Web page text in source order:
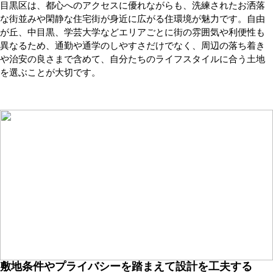
目黒区は、都心へのアクセスに優れながらも、洗練されたお洒落
な街並みや閑静な住宅街が身近に広がる住環境が魅力です。自由
が丘、中目黒、学芸大学などエリアごとに街の雰囲気や利便性も
異なるため、通勤や通学のしやすさだけでなく、周辺の落ち着き
や治安の良さまで含めて、自分たちのライフスタイルに合う土地
を選ぶことが大切です。
敷地条件やプライバシーを踏まえて設計を工夫する